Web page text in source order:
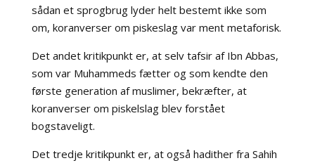
sådan et sprogbrug lyder helt bestemt ikke som
om, koranverser om piskeslag var ment metaforisk.
Det andet kritikpunkt er, at selv tafsir af Ibn Abbas,
som var Muhammeds fætter og som kendte den
første generation af muslimer, bekræfter, at
koranverser om piskelslag blev forstået
bogstaveligt.
Det tredje kritikpunkt er, at også hadither fra Sahih